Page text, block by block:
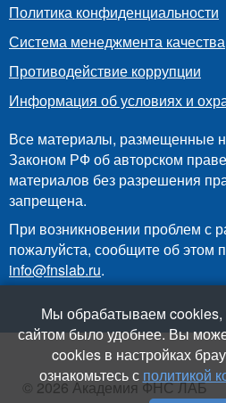
Политика конфиденциальности
Система менеджмента качества
Противодействие коррупции
Информация об условиях и
Все материалы, размещенные
Законом РФ об авторском
материалов без разрешения
запрещена.
При возникновении проблем с
пожалуйста, сообщите об этом
info@fnslab.ru.
Мы обрабатываем cookies,
сайтом было удобнее. Вы
cookies в настройках
ознакомьтесь с политикой
© 2026 Академия ФНС ЛАБ